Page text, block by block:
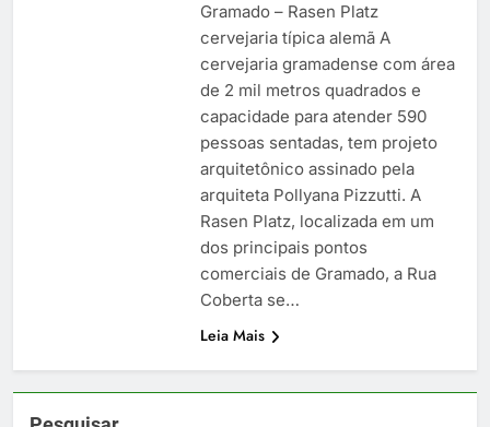
Gramado – Rasen Platz
cervejaria típica alemã A
cervejaria gramadense com área
de 2 mil metros quadrados e
capacidade para atender 590
pessoas sentadas, tem projeto
arquitetônico assinado pela
arquiteta Pollyana Pizzutti. A
Rasen Platz, localizada em um
dos principais pontos
comerciais de Gramado, a Rua
Coberta se…
Leia Mais